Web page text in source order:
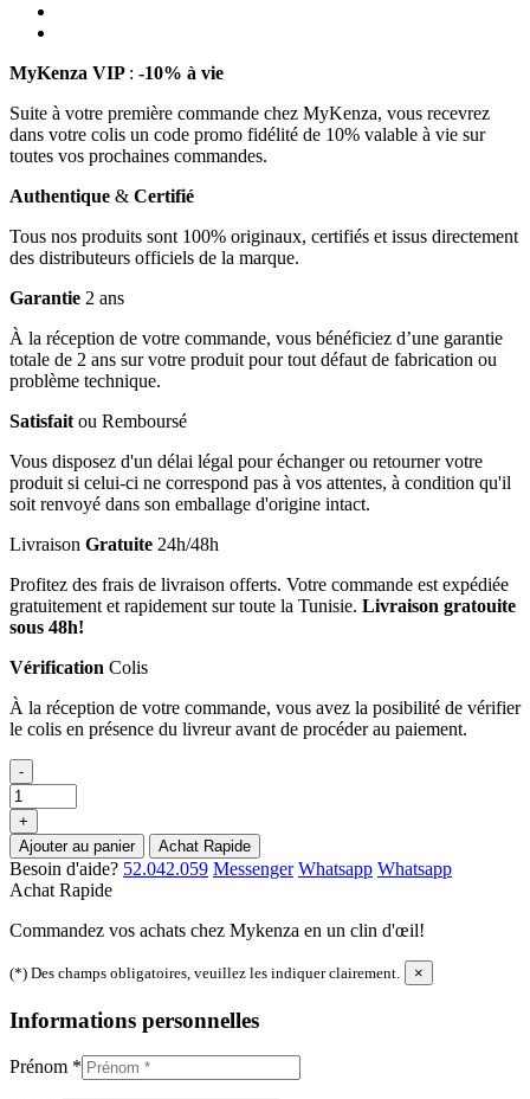
MyKenza VIP : -10% à vie
Suite à votre première commande chez MyKenza, vous recevrez
dans votre colis un code promo fidélité de 10% valable à vie sur
toutes vos prochaines commandes.
Authentique & Certifié
Tous nos produits sont 100% originaux, certifiés et issus directement
des distributeurs officiels de la marque.
Garantie 2 ans
À la réception de votre commande, vous bénéficiez d’une garantie
totale de 2 ans sur votre produit pour tout défaut de fabrication ou
problème technique.
Satisfait ou Remboursé
Vous disposez d'un délai légal pour échanger ou retourner votre
produit si celui-ci ne correspond pas à vos attentes, à condition qu'il
soit renvoyé dans son emballage d'origine intact.
Livraison Gratuite 24h/48h
Profitez des frais de livraison offerts. Votre commande est expédiée
gratuitement et rapidement sur toute la Tunisie. Livraison gratouite
sous 48h!
Vérification Colis
À la réception de votre commande, vous avez la posibilité de vérifier
le colis en présence du livreur avant de procéder au paiement.
-
+
Ajouter au panier
Achat Rapide
Besoin d'aide? 52.042.059 Messenger Whatsapp Whatsapp
Achat Rapide
Commandez vos achats chez Mykenza en un clin d'œil!
(*) Des champs obligatoires, veuillez les indiquer clairement. ×
Informations personnelles
Prénom *